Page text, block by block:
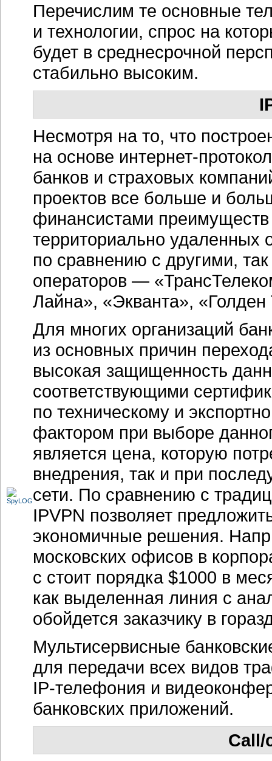
Перечислим те основные
и технологии, спрос на
будет в среднесрочной
стабильно высоким.
Несмотря на то, что
на основе интернет-
банков и страховых
проектов все больше и
финансистами
территориально
по сравнению с другими,
операторов —
Лайна», «Экванта», «Голден
Для многих организаций
из основных причин
высокая защищенность
соответствующими
по техническому и
фактором при выборе
является цена, которую
внедрения, так и при
сети. По сравнению с
IPVPN позволяет
экономичные решения.
московских офисов в
с стоит порядка $1000 в
как выделенная линия с
обойдется заказчику в
Мультисервисные
для передачи всех видов
IP-телефония и
банковских приложений.
Call/